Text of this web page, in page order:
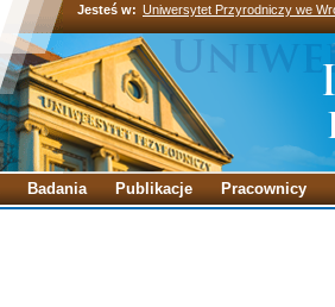
Jesteś w: Uniwersytet Przyrodniczy we
Badania Publikacje Pracownicy